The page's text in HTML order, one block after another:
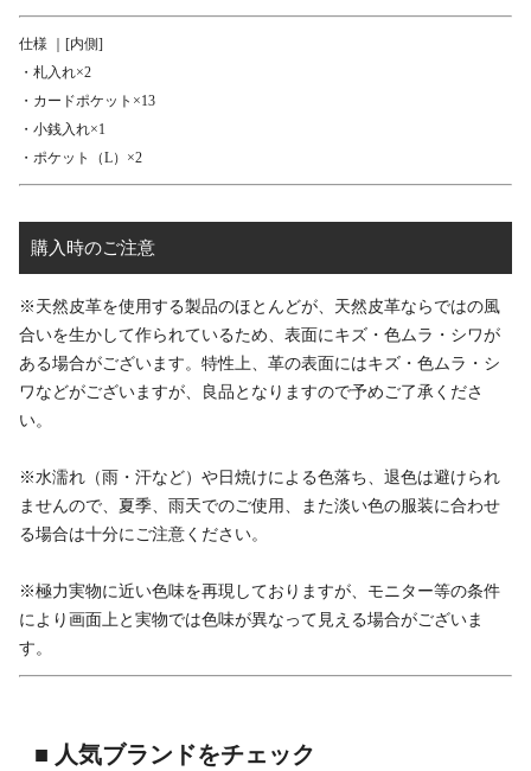
仕様 ｜[内側]
・札入れ×2
・カードポケット×13
・小銭入れ×1
・ポケット（L）×2
購入時のご注意
※天然皮革を使用する製品のほとんどが、天然皮革ならではの風
合いを生かして作られているため、表面にキズ・色ムラ・シワが
ある場合がございます。特性上、革の表面にはキズ・色ムラ・シ
ワなどがございますが、良品となりますので予めご了承くださ
い。
※水濡れ（雨・汗など）や日焼けによる色落ち、退色は避けられ
ませんので、夏季、雨天でのご使用、また淡い色の服装に合わせ
る場合は十分にご注意ください。
※極力実物に近い色味を再現しておりますが、モニター等の条件
により画面上と実物では色味が異なって見える場合がございま
す。
■ 人気ブランドをチェック